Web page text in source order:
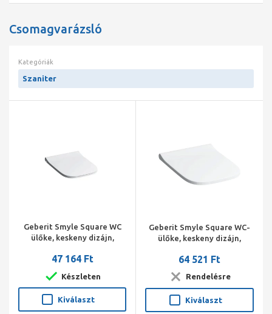
Csomagvarázsló
Kategóriák
Szaniter
Geberit Smyle Square WC
ülőke, keskeny dizájn,
gyorskioldós zsanérral,
lecsapódásgátlós
47 164 Ft
Készleten
Kiválaszt
Geberit Smyle Square WC-
ülőke, keskeny dizájn,
lecsapódásgátlós
64 521 Ft
Rendelésre
Kiválaszt